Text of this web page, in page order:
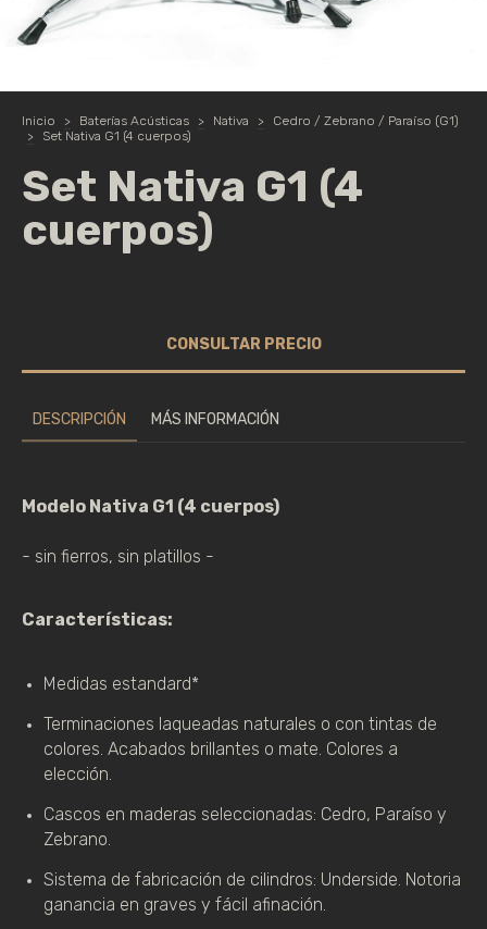
Inicio > Baterías Acústicas > Nativa >
Cedro / Zebrano / Paraíso (G1)
>
Set Nativa G1 (4 cuerpos)
Set Nativa G1 (4
cuerpos)
DESCRIPCIÓN MÁS INFORMACIÓN
Modelo Nativa G1 (4 cuerpos)
- sin fierros, sin platillos -
Características:
Medidas estandard*
Terminaciones laqueadas naturales o con tintas de
colores. Acabados brillantes o mate. Colores a
elección.
Cascos en maderas seleccionadas: Cedro, Paraíso y
Zebrano.
Sistema de fabricación de cilindros: Underside. Notoria
ganancia en graves y fácil afinación.